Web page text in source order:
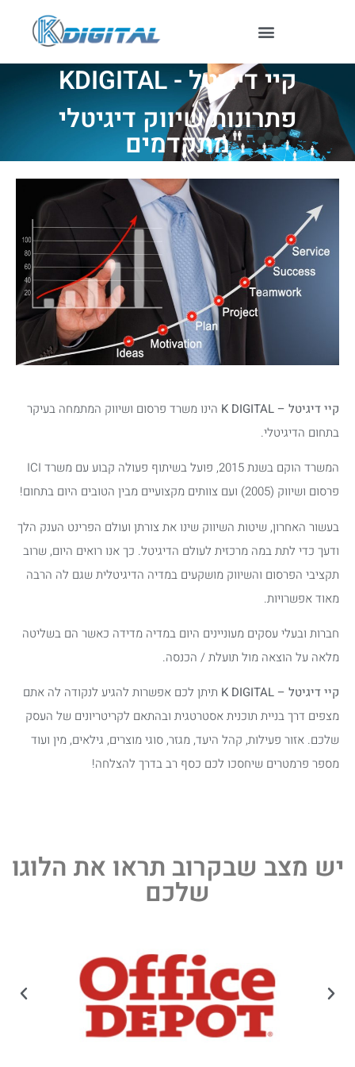
קיי דיגיטל - KDIGITAL
פתרונות שיווק דיגיטלי
מתקדמים
קיי דיגיטל – K DIGITAL
הינו משרד פרסום ושיווק המתמחה בעיקר
בתחום הדיגיטלי.
המשרד הוקם בשנת 2015, פועל בשיתוף פעולה קבוע עם משרד ICI
פרסום ושיווק (2005) ועם צוותים מקצועיים מבין הטובים היום בתחום!
בעשור האחרון, שיטות השיווק שינו את צורתן ועולם הפרינט הענק הלך
ודעך כדי לתת במה מרכזית לעולם הדיגיטל. כך אנו רואים היום, שרוב
תקציבי הפרסום והשיווק מושקעים במדיה הדיגיטלית שגם לה הרבה
מאוד אפשרויות.
חברות ובעלי עסקים מעוניינים היום במדיה מדידה כאשר הם בשליטה
מלאה על הוצאה מול תועלת / הכנסה.
קיי דיגיטל – K DIGITAL
תיתן לכם אפשרות להגיע לנקודה לה אתם
מצפים דרך בניית תוכנית אסטרטגית ובהתאם לקריטריונים של העסק
שלכם. אזור פעילות, קהל היעד, מגזר, סוגי מוצרים, גילאים, מין ועוד
מספר פרמטרים שיחסכו לכם כסף רב בדרך להצלחה!
יש מצב שבקרוב תראו את הלוגו
שלכם